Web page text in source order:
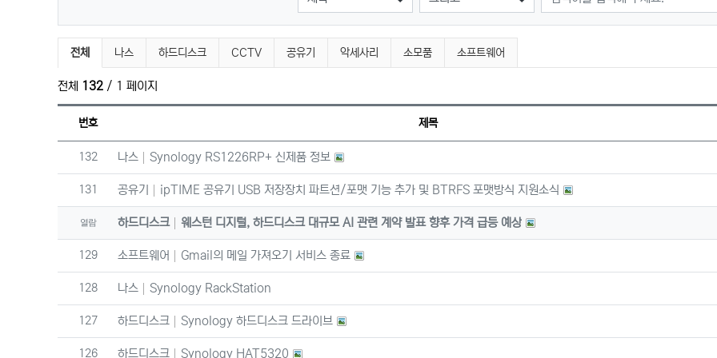
제품정보 분류 목록
전체 나스 하드디스크 CCTV 공유기 악세사리 소모품 소프트웨어
전체 132 / 1 페이지
번호 제목
번호
132 나스 Synology RS1226RP+ 신제품 정보
번호
131 공유기 ipTIME 공유기 USB 저장장치 파트션/포맷 기능 추가 및 BTRFS 포맷방식 지원소식
열람 하드디스크 웨스턴 디지털, 하드디스크 대규모 AI 관련 계약 발표 향후 가격 급등 예상
번호
129 소프트웨어 Gmail의 메일 가져오기 서비스 종료
번호
128 나스 Synology RackStation
번호
127 하드디스크 Synology 하드디스크 드라이브
번호
126 하드디스크 Synology HAT5320